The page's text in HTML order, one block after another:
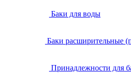
Баки для воды
Баки расширительные
Принадлежности для